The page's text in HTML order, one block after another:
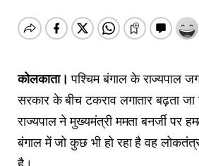
कोलकाता। पश्चिम बंगाल के राज्यपाल
सरकार के बीच टकराव लगातार बढ़ता
राज्यपाल ने मुख्यमंत्री ममता बनर्जी पर
बंगाल में जो कुछ भी हो रहा है वह